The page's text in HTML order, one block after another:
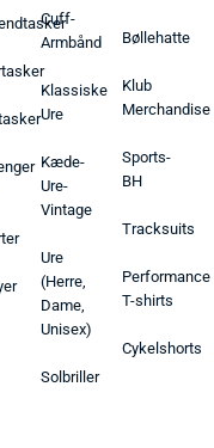
Cuff-
Armbånd
Klassiske
Ure
Kæde-
Ure-
Vintage
Ure
(Herre,
Dame,
Unisex)
Solbriller
Bøllehatte
Klub
Merchandise
Sports-
BH
Tracksuits
Performance
T-shirts
Cykelshorts